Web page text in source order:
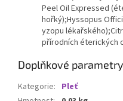
Peel Oil Expressed
hořký);Hyssopus
yzopu
přírodních éterických
Doplňkové parametry
Kategorie: Pleť